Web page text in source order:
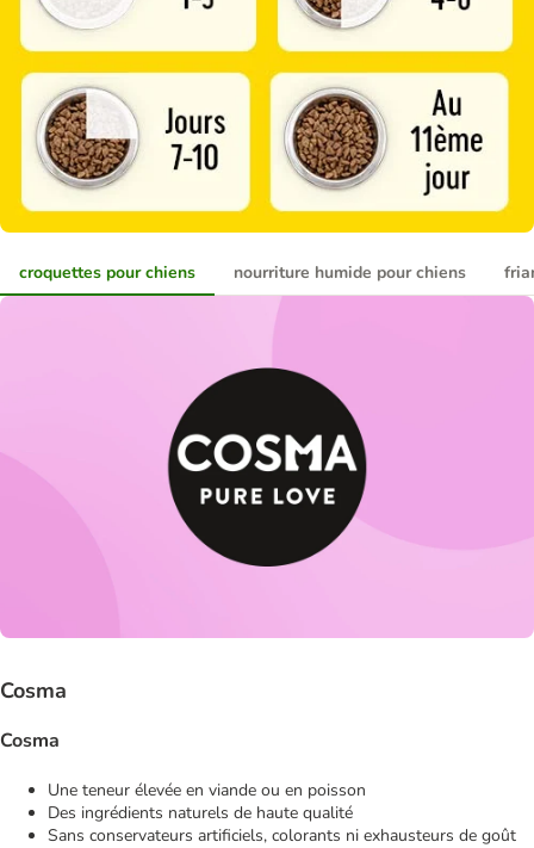
croquettes pour chiens nourriture humide pour chiens
Cosma
Cosma
Une teneur élevée en viande ou en poisson
Des ingrédients naturels de haute qualité
Sans conservateurs artificiels, colorants ni exhausteurs de goût